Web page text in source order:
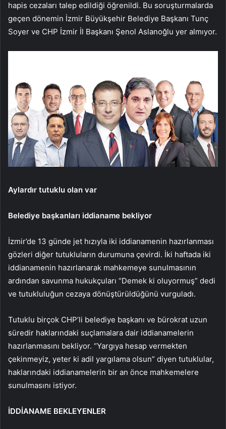
hapis cezaları talep edildiği öğrenildi. Bu soruşturmalarda
geçen dönemin İzmir Büyükşehir Belediye Başkanı Tunç
Soyer ve CHP İzmir İl Başkanı Şenol Aslanoğlu yer almıyor.
Aylardır tutuklu olan var
Belediye başkanları iddianame bekliyor
İzmir’de 13 günde jet hızıyla iki iddianamenin hazırlanması
gözleri diğer tutukluların durumuna çevirdi. İki haftada iki
iddianamenin hazırlanarak mahkemeye sunulmasının
ardından savunma hukukçuları “Demek ki oluyormuş” dedi
ve tutukluluğun cezaya dönüştürüldüğünü vurguladı.
Tutuklu birçok CHP’li belediye başkanı ve bürokrat uzun
süredir haklarındaki suçlamalara dair iddianamelerin
hazırlanmasını bekliyor. “Yargıya hesap vermekten
çekinmeyiz, yeter ki adil yargılama olsun” diyen tutuklular,
haklarındaki iddianamelerin bir an önce mahkemelere
sunulmasını istiyor.
İDDİANAME BEKLEYENLER